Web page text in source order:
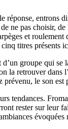
réponse, entrons
ne pas choisir,
et roulement
titres présents
groupe qui
la retrouver
prévenu, le son est
tendances.
rester sur